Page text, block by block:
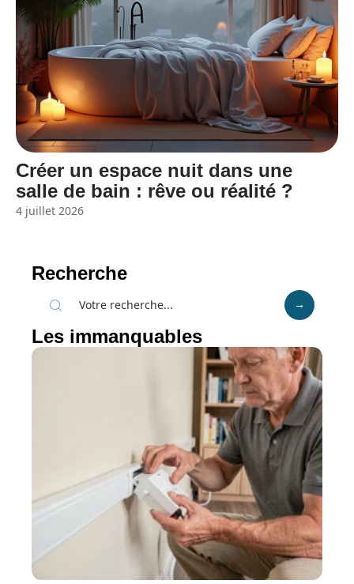
Créer un espace nuit dans une
salle de bain : rêve ou réalité ?
4 juillet 2026
Recherche
Les immanquables